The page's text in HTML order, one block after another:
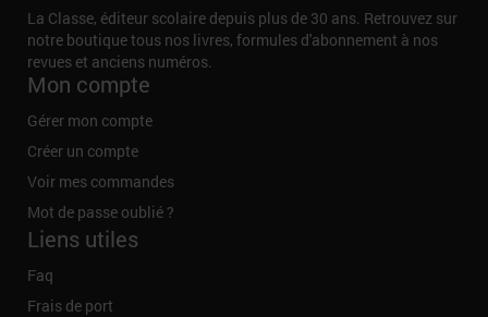
La Classe, éditeur scolaire depuis plus de 30 ans. Retrouvez sur
notre boutique tous nos livres, formules d'abonnement à nos
revues et anciens numéros.
Mon compte
Gérer mon compte
Créer un compte
Voir mes commandes
Mot de passe oublié ?
Liens utiles
Faq
Frais de port